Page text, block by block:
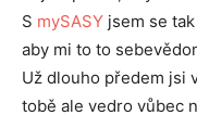
S mySASY jsem se
aby mi to to
Už dlouho předem jsi
tobě ale vedro vůbec